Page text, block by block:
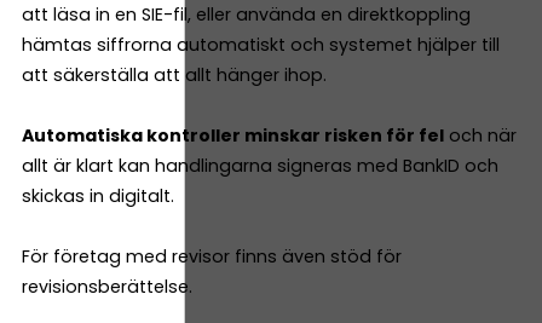
att läsa in en SIE-fil, eller använda en direktkoppling
hämtas siffrorna automatiskt och systemet hjälper till
att säkerställa att allt hänger ihop.
Automatiska kontroller minskar risken för fel och när
allt är klart kan handlingarna signeras med BankID och
skickas in digitalt.
För företag med revisor finns även stöd för
revisionsberättelse.